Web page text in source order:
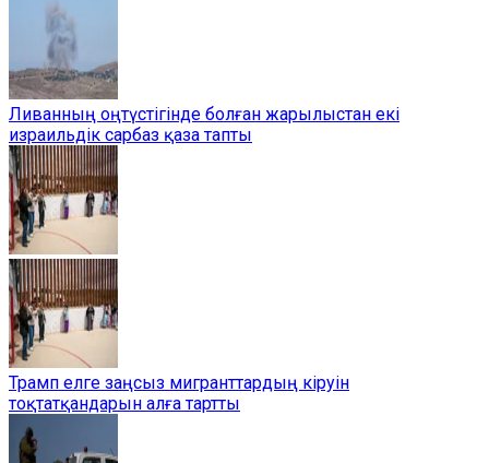
Ливанның оңтүстігінде болған жарылыстан екі
израильдік сарбаз қаза тапты
Трамп елге заңсыз мигранттардың кіруін
тоқтатқандарын алға тартты